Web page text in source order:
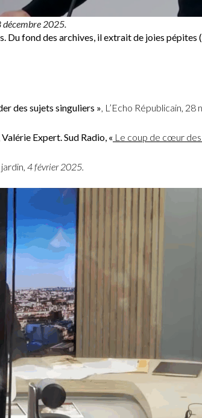
décembre 2025.
Du fond des archives, il extrait de joies
des sujets singuliers », L’Echo Républicain,
Expert. Sud Radio, « Le coup de cœur
, 4 février 2025.